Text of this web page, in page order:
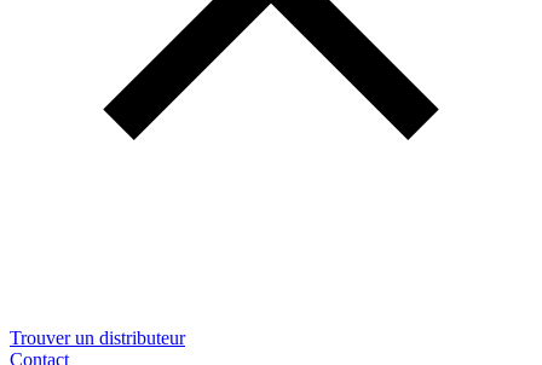
Trouver un distributeur
Contact